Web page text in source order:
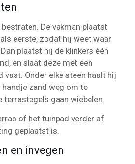
De vakman plaatst
eerste, zodat hij weet waar
plaatst hij de klinkers één
en slaat deze met een
vast. Onder elke steen haalt hij
handje zand weg om te
terrastegels gaan wiebelen.
of het tuinpad verder af
geplaatst is.
en invegen